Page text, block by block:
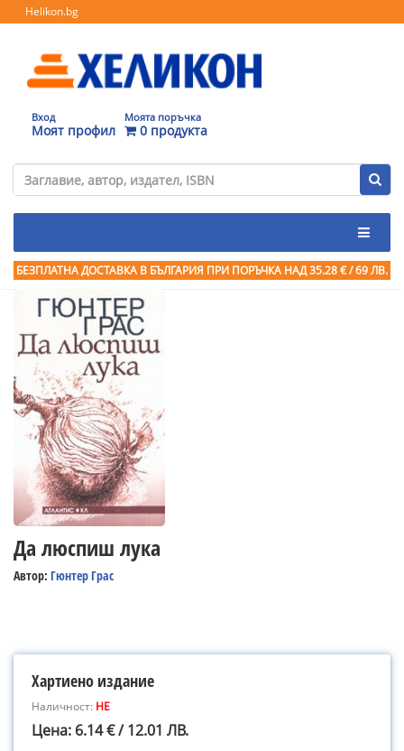
Helikon.bg
Вход
Моят профил
Моята поръчка
0 продукта
БЕЗПЛАТНА ДОСТАВКА В БЪЛГАРИЯ ПРИ ПОРЪЧКА НАД 35.28 € / 69 ЛВ.
Да люспиш лука
Автор: Гюнтер Грас
Хартиено издание
Наличност: НЕ
Цена: 6.14 € / 12.01 ЛВ.